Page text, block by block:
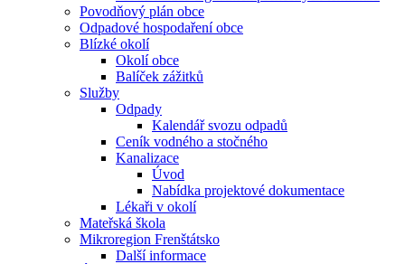
Povodňový plán obce
Odpadové hospodaření obce
Blízké okolí
Okolí obce
Balíček zážitků
Služby
Odpady
Kalendář svozu odpadů
Ceník vodného a stočného
Kanalizace
Úvod
Nabídka projektové dokumentace
Lékaři v okolí
Mateřská škola
Mikroregion Frenštátsko
Další informace